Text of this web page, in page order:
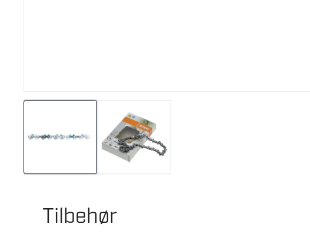
Tilbehør